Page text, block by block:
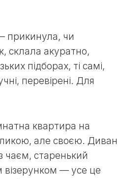
прикинула, чи
склала акуратно,
підборах, ті самі,
перевірені. Для
квартира на
але своєю. Диван
чаєм, старенький
— усе це